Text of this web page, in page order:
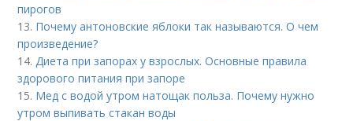
пирогов
13. Почему антоновские яблоки так называются. О чем
произведение?
14. Диета при запорах у взрослых. Основные правила
здорового питания при запоре
15. Мед с водой утром натощак польза. Почему нужно
утром выпивать стакан воды